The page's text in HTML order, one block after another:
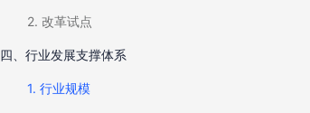
2. 改革试点
四、行业发展支撑体系
1. 行业规模